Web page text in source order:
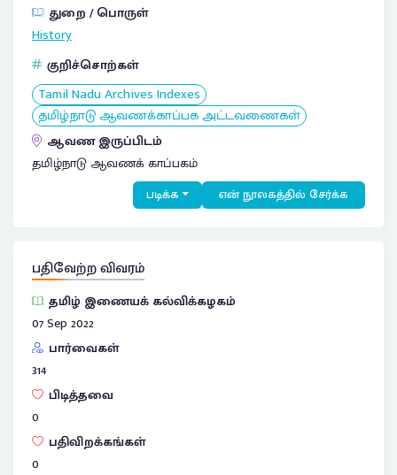
துறை / பொருள்
History
குறிச்சொற்கள்
Tamil Nadu Archives Indexes
தமிழ்நாடு ஆவணக்காப்பக அட்டவணைகள்
ஆவண இருப்பிடம்
தமிழ்நாடு ஆவணக் காப்பகம்
படிக்க என் நூலகத்தில் சேர்க்க
பதிவேற்ற விவரம்
தமிழ் இணையக் கல்விக்கழகம்
07 Sep 2022
பார்வைகள்
314
பிடித்தவை
0
பதிவிறக்கங்கள்
0